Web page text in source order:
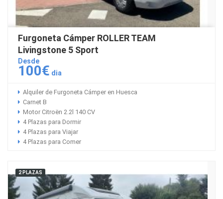
Furgoneta Cámper ROLLER TEAM
Livingstone 5 Sport
Desde
100€ dia
Alquiler de Furgoneta Cámper en Huesca
Carnet B
Motor Citroën 2.2l 140 CV
4 Plazas para Dormir
4 Plazas para Viajar
4 Plazas para Comer
2 PLAZAS